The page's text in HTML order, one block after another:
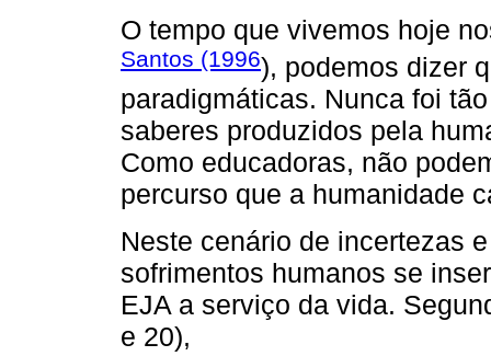
O tempo que vivemos hoje
Santos (1996), podemos dizer
paradigmáticas. Nunca foi
saberes produzidos pela
Como educadoras, não
percurso que a humanidade
Neste cenário de incertezas
sofrimentos humanos se
EJA a serviço da vida.
e 20),